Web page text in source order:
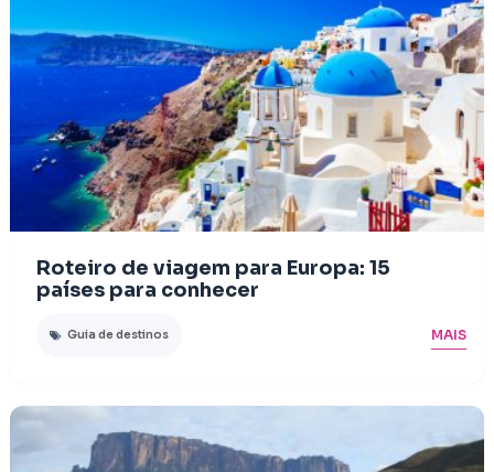
Roteiro de viagem para Europa: 15
países para conhecer
Guia de destinos MAIS